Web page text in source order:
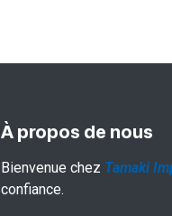
À propos de nous
Bienvenue chez Tamaki
confiance.